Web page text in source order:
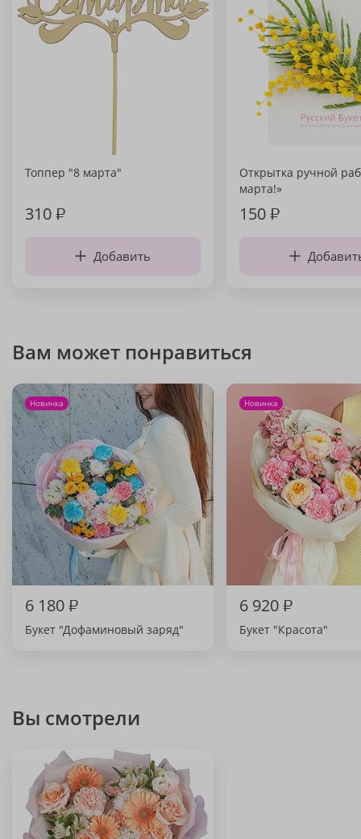
Топпер "8 марта"
310₽
Добавить
Открытка ручной
марта!»
150₽
Вам может понравиться
Новинка
6 180₽
Букет "Дофаминовый заряд"
Новинка
6 920₽
Букет "Красота"
Вы смотрели